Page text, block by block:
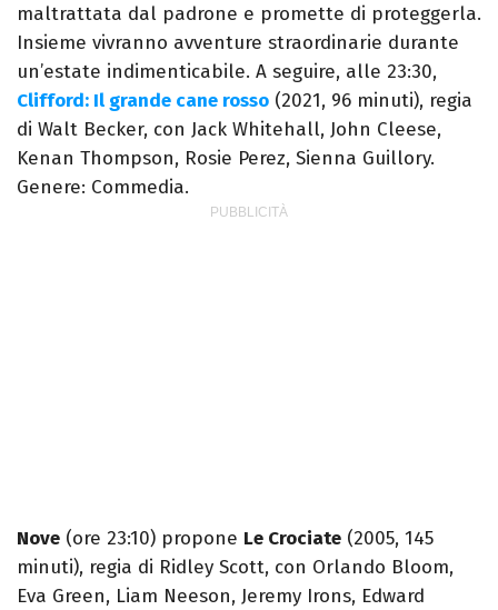
maltrattata dal padrone e promette di proteggerla.
Insieme vivranno avventure straordinarie durante
un’estate indimenticabile. A seguire, alle 23:30,
Clifford: Il grande cane rosso (2021, 96 minuti), regia
di Walt Becker, con Jack Whitehall, John Cleese,
Kenan Thompson, Rosie Perez, Sienna Guillory.
Genere: Commedia.
Nove (ore 23:10) propone Le Crociate (2005, 145
minuti), regia di Ridley Scott, con Orlando Bloom,
Eva Green, Liam Neeson, Jeremy Irons, Edward